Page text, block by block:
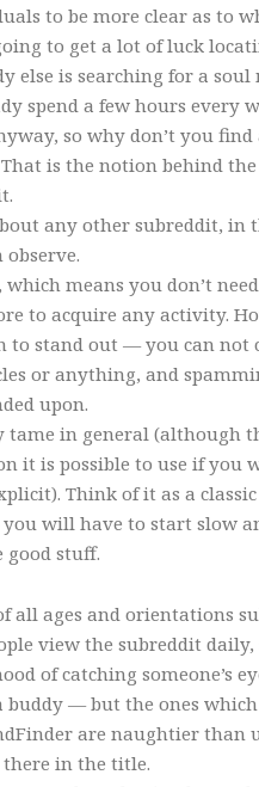
to be more clear as to
to get a lot of luck
else is searching for a soul
spend a few hours every
so why don’t you find
is the notion behind the
any other subreddit, in
means you don’t
to acquire any activity.
to stand out — you can not
or anything, and
upon.
tame in general (although
it is possible to use if you
Think of it as a
will have to start slow
stuff.
all ages and orientations
view the subreddit daily,
of catching someone’s
buddy — but the ones which
are naughtier than
in the title.